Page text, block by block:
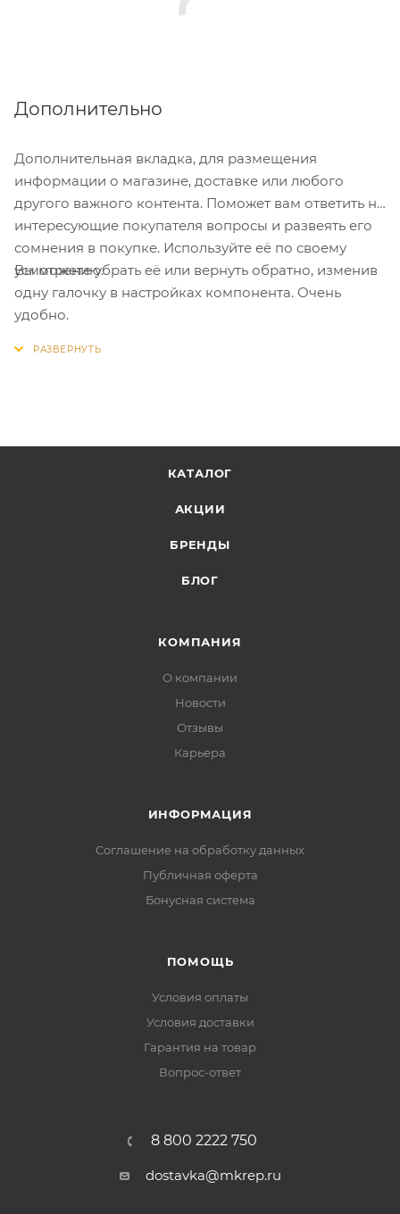
ограничения отсутствуют.
Дополнительно
Дополнительная вкладка, для размещения
информации о магазине, доставке или любого
другого важного контента. Поможет вам ответить на
интересующие покупателя вопросы и развеять его
сомнения в покупке. Используйте её по своему
усмотрению.
Вы можете убрать её или вернуть обратно, изменив
одну галочку в настройках компонента. Очень
удобно.
КАТАЛОГ
АКЦИИ
БРЕНДЫ
БЛОГ
КОМПАНИЯ
О компании
Новости
Отзывы
Карьера
ИНФОРМАЦИЯ
Соглашение на обработку данных
Публичная оферта
Бонусная система
ПОМОЩЬ
Условия оплаты
Условия доставки
Гарантия на товар
Вопрос-ответ
8 800 2222 750
dostavka@mkrep.ru